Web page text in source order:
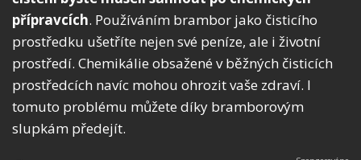
přípravcích. Používáním brambor jako čisticího
prostředku ušetříte nejen své peníze, ale i životní
prostředí. Chemikálie obsažené v běžných čisticích
prostředcích navíc mohou ohrozit vaše zdraví. I
tomuto problému můžete díky bramborovým
slupkám předejít.